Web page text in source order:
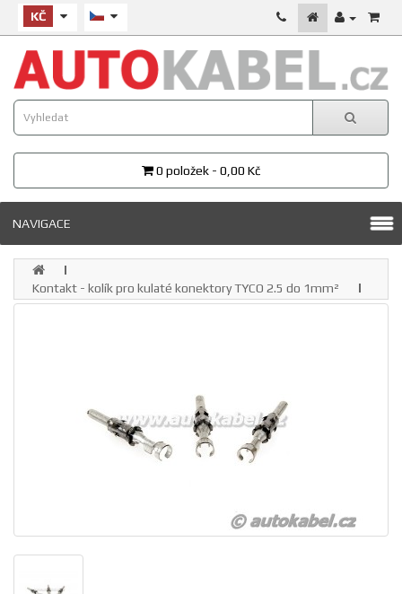
KČ
0 položek - 0,00 Kč
NAVIGACE
Kontakt - kolík pro kulaté konektory TYCO 2.5 do 1mm²